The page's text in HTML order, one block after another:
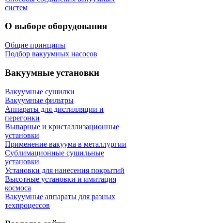
систем
О выборе оборудования
Общие принципы
Подбор вакуумных насосов
Вакуумные установки
Вакуумные сушилки
Вакуумные фильтры
Аппараты для дистилляции и
перегонки
Выпарные и кристаллизационные
установки
Применение вакуума в металлургии
Сублимационные сушильные
установки
Установки для нанесения покрытий
Высотные установки и имитация
космоса
Вакуумные аппараты для разных
техпроцессов